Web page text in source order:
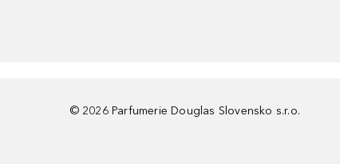
© 2026 Parfumerie Douglas Slovensko s.r.o.